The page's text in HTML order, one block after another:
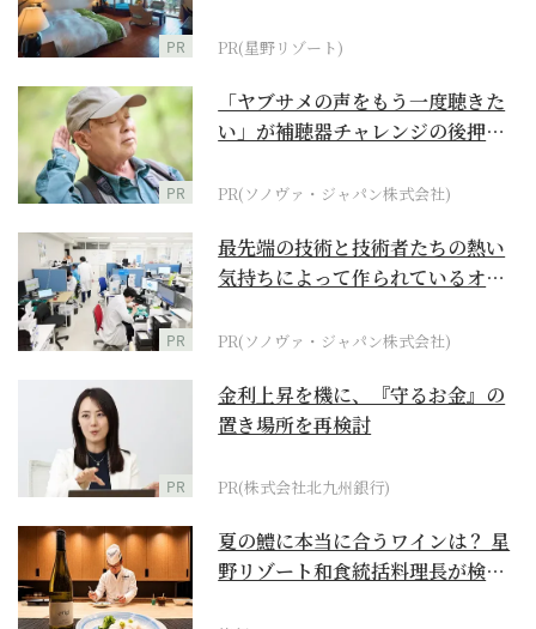
PR PR(星野リゾート)
PR
「ヤブサメの声をもう一度聴きた
い」が補聴器チャレンジの後押し
PR(ソノヴァ・ジャパン株式会社)
PR
最先端の技術と技術者たちの熱い
気持ちによって作られているオー
PR(ソノヴァ・ジャパン株式会社)
PR
金利上昇を機に、『守るお金』の
置き場所を再検討
PR(株式会社北九州銀行)
夏の鱧に本当に合うワインは？ 星
野リゾート和食統括料理長が検証